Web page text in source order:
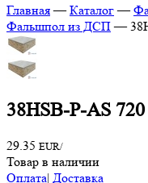
Главная — Каталог —
Фальшпол из ДСП —
38HSB-P-AS
29.35 EUR/
Товар в наличии
Оплата| Доставка